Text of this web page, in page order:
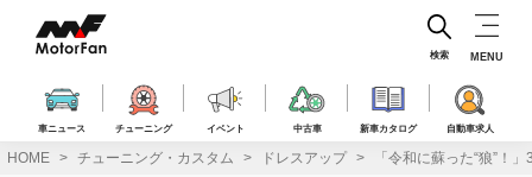
ス
車ニュース チューニング イベント 中古車 新車カタログ 自動車求人
検索 MENU
HOME チューニング・カスタム ドレスアップ 「令和に蘇った“狼”！